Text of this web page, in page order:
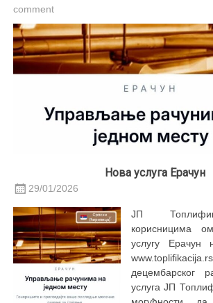
comment
Нова услуга Ерачун
29/01/2026
ЈП
корисницима
услугу Ерачун
децембарског
услуга ЈП